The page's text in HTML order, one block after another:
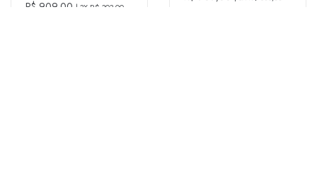
R$ 909,00
3X R$ 303,00